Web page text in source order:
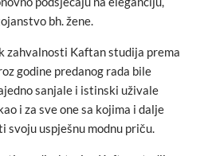
bh. žene.
zahvalnosti Kaftan studija prema
godine predanog rada bile
sanjale i istinski uživale
i za sve one sa kojima i dalje
uspješnu modnu priču.